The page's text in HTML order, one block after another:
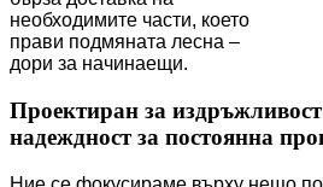
необходимите части, което
прави подмяната лесна –
дори за начинаещи.
Проектиран за
надеждност за постоянна